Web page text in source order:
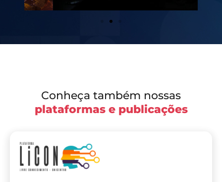
Conheça também nossas
plataformas e publicações